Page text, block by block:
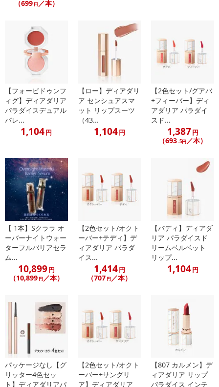
（699 円／本）
【フォービドゥンフ
ィグ】ディアダリア
パラダイスデュアル
パレ...
1,104円
【ロー】ディアダリ
ア センシュアスマ
ット リップスーツ
（43...
1,104円
【2色セット/グアバ
+フィーバー】ディ
アダリア パラダイ
スド...
1,387円
（693.5円／本）
【 1本】Sクララ オ
ーバーナイトウォー
ターフルバリアセラ
ム...
10,899円
（10,899 円／本）
【2色セット/オクト
ーバー+テディ】デ
ィアダリア パラダ
イス...
1,414円
（707 円 ／本）
【バディ】ディアダ
リア パラダイスド
リームベルベット
リップ...
1,104円
パッケージなし【グ
リッター4色セッ
ト】ディアダリアパ
【2色セット/オクト
ーバー+サングリ
ア】ディアダリア
【807 カルメン】デ
ィアダリア リップ
パラダイス インテ